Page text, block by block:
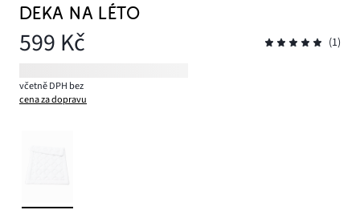
DEKA NA LÉTO
599 Kč (1)
včetně DPH bez
cena za dopravu